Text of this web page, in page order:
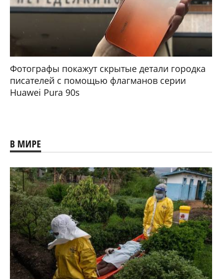
Фотографы покажут скрытые детали городка
писателей с помощью флагманов серии
Huawei Pura 90s
В МИРЕ